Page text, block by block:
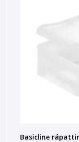
Basicline